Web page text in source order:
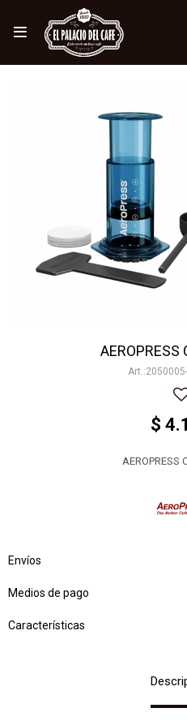

AEROPRESS
$
AEROPRESS
Envíos
Medios de pago
Características